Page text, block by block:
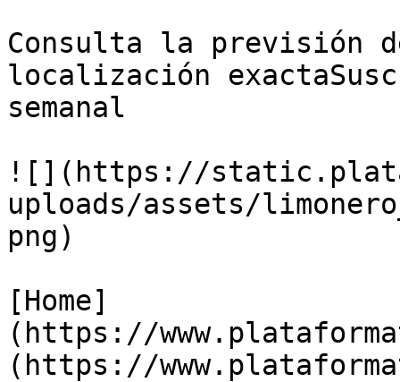
Consulta la previsión
localización
semanal
![](https://
uploads/assets/
png)
[Home]
(https://
(https://